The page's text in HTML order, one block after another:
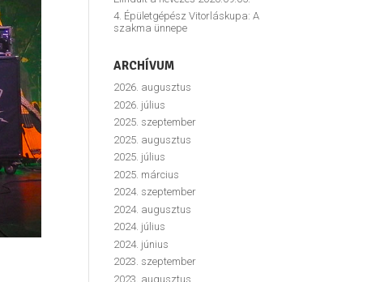
4. Épületgépész Vitorláskupa: A
szakma ünnepe
ARCHÍVUM
2026. augusztus
2026. július
2025. szeptember
2025. augusztus
2025. július
2025. március
2024. szeptember
2024. augusztus
2024. július
2024. június
2023. szeptember
2023. augusztus